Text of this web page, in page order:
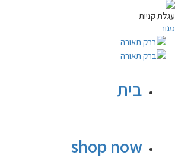
עגלת קניות
סגור
בית
shop now